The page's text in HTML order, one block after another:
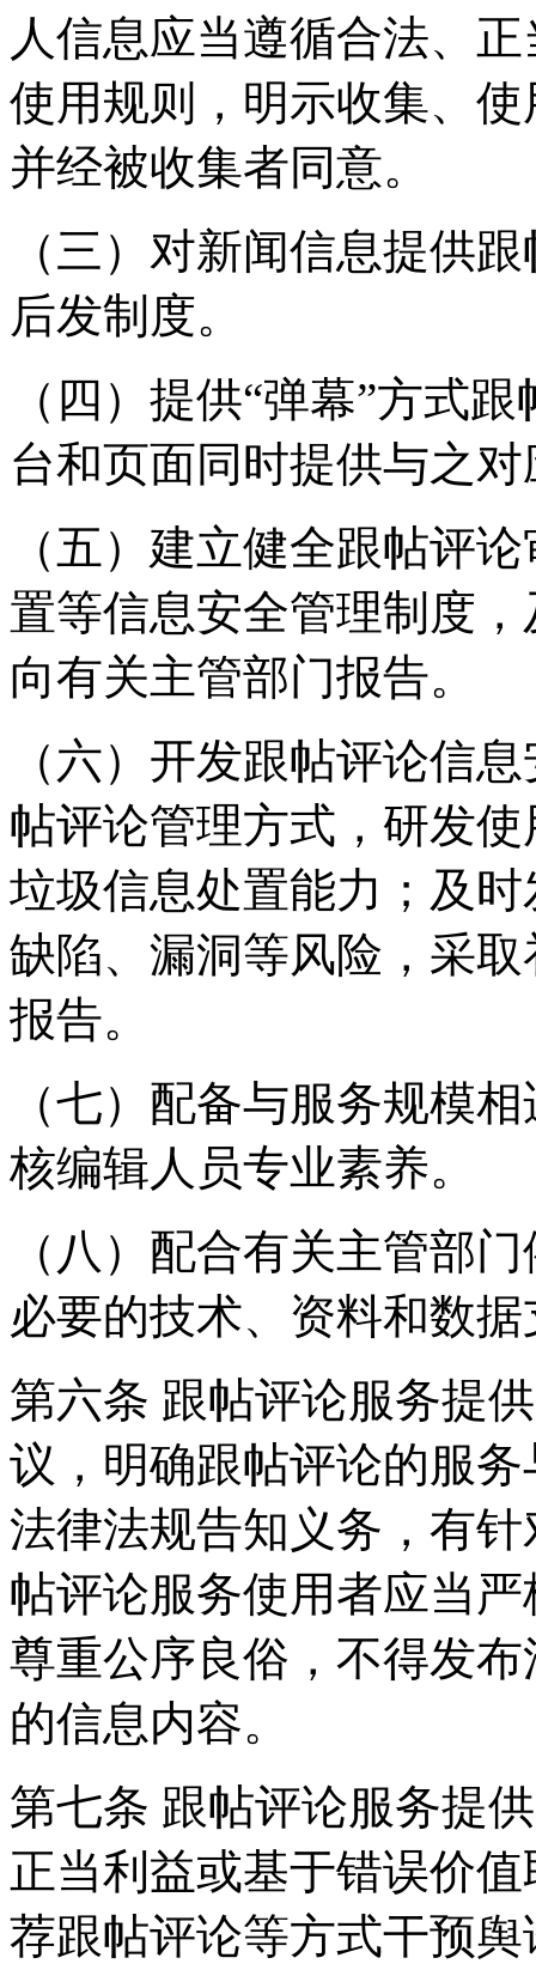
人信息应当遵循合法、
使用规则，明示收集、
并经被收集者同意。
（三）对新闻信息提供
后发制度。
（四）提供“弹幕”方式
台和页面同时提供与之
（五）建立健全跟帖评
置等信息安全管理制度
向有关主管部门报告。
（六）开发跟帖评论信
帖评论管理方式，研发
垃圾信息处置能力；及
缺陷、漏洞等风险，采
报告。
（七）配备与服务规模
核编辑人员专业素养。
（八）配合有关主管部
必要的技术、资料和数
第六条 跟帖评论服务提
议，明确跟帖评论的服
法律法规告知义务，有
帖评论服务使用者应当
尊重公序良俗，不得发
的信息内容。
第七条 跟帖评论服务提
正当利益或基于错误价
荐跟帖评论等方式干预